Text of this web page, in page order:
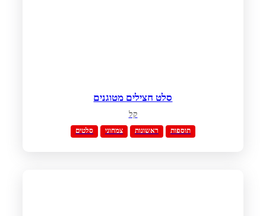
סלט חצילים מטוגנים
קל
סלטים צמחוני ראשונות תוספות